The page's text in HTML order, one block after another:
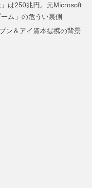
ー
ジ
ー
ジ
は250兆円。元Microsoft
ム」の危うい裏側
ン＆アイ資本提携の背景